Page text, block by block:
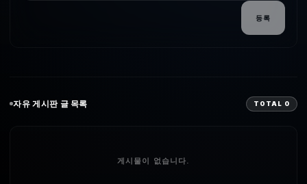
등록
자유 게시판 글 목록 TOTAL 0
게시물이 없습니다.